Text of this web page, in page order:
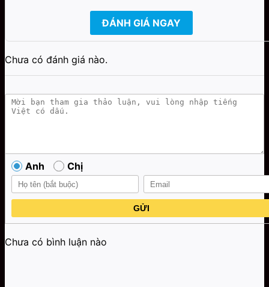
ĐÁNH GIÁ NGAY
Chưa có đánh giá nào.
Anh Chị
GỬI
Chưa có bình luận nào